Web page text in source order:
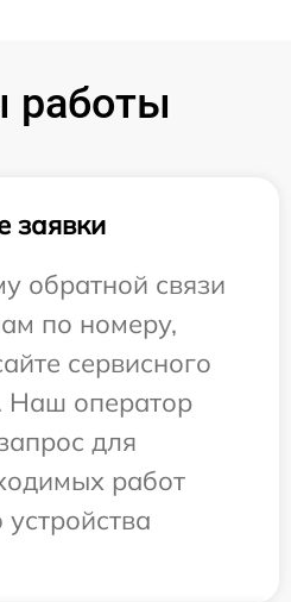
работы
заявки
обратной связи
по номеру,
сервисного
Наш оператор
для
работ